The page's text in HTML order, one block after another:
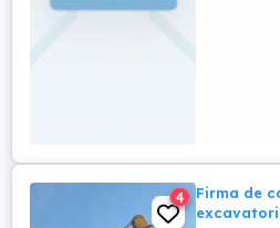
4
Firma de